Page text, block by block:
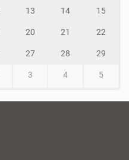
13 14 15
20 21 22
27 28 29
3 4 5